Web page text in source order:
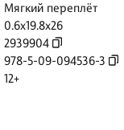
Мягкий переплёт
0.6x19.8x26
2939904
978-5-09-094536-3
12+